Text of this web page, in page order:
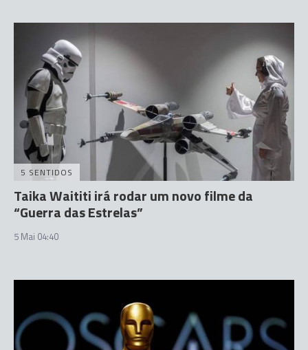
5 SENTIDOS
Taika Waititi irá rodar um novo filme da
“Guerra das Estrelas”
5 Mai 04:40